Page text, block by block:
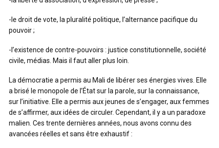
-le droit de vote, la pluralité politique, l’alternance pacifique du
pouvoir ;
-l’existence de contre-pouvoirs : justice constitutionnelle, société
civile, médias. Mais il faut aller plus loin.
La démocratie a permis au Mali de libérer ses énergies vives. Elle
a brisé le monopole de l’État sur la parole, sur la connaissance,
sur l’initiative. Elle a permis aux jeunes de s’engager, aux femmes
de s’affirmer, aux idées de circuler. Cependant, il y a un paradoxe
malien. Ces trente dernières années, nous avons connu des
avancées réelles et sans être exhaustif :